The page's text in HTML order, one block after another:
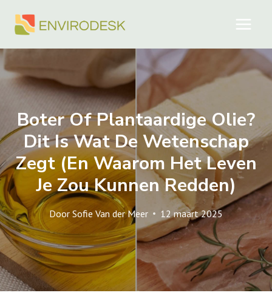
naar
Boter Of Plantaardige Olie?
Dit Is Wat De Wetenschap
Zegt (en Waarom Het Leven
Je Zou Kunnen Redden)
Door Sofie Van der Meer 12 maart 2025